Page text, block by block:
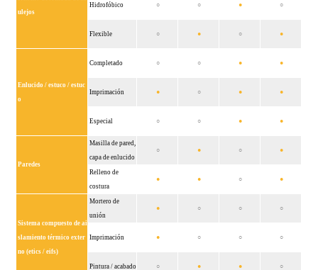
ulejos
Hidrofóbico ○ ○ ● ○
Flexible ○ ● ○ ●
Enlucido / estuco / estuc
o
Completado ○ ○ ● ●
Imprimación ● ○ ● ●
Especial ○ ○ ● ●
Paredes
Masilla de pared,
capa de enlucido
○ ● ○ ●
Relleno de
costura
● ● ○ ●
Sistema compuesto de ai
slamiento térmico exter
no (etics / eifs)
Mortero de
unión
● ○ ○ ○
Imprimación ● ○ ○ ○
Pintura / acabado ○ ● ● ○